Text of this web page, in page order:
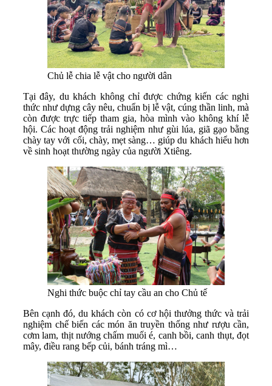
Chủ lễ chia lễ vật cho người dân
Tại đây, du khách không chỉ được chứng kiến các nghi
thức như dựng cây nêu, chuẩn bị lễ vật, cúng thần linh, mà
còn được trực tiếp tham gia, hòa mình vào không khí lễ
hội. Các hoạt động trải nghiệm như gùi lúa, giã gạo bằng
chày tay với cối, chày, mẹt sàng… giúp du khách hiểu hơn
về sinh hoạt thường ngày của người Xtiêng.
Nghi thức buộc chỉ tay cầu an cho Chủ tế
Bên cạnh đó, du khách còn có cơ hội thưởng thức và trải
nghiệm chế biến các món ăn truyền thống như rượu cần,
cơm lam, thịt nướng chấm muối é, canh bồi, canh thụt, đọt
mây, điều rang bếp củi, bánh tráng mì…